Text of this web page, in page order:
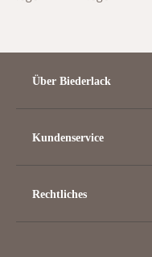
Über Biederlack
Kundenservice
Rechtliches